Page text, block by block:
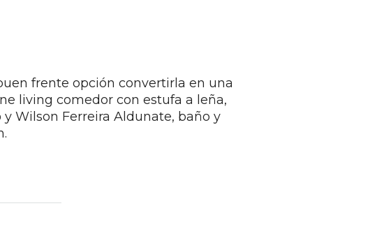
frente opción convertirla en una
living comedor con estufa a leña,
Wilson Ferreira Aldunate, baño y